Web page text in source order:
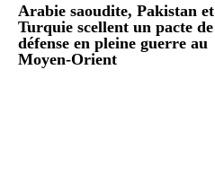
Arabie saoudite, Pakistan et
Turquie scellent un pacte de
défense en pleine guerre au
Moyen-Orient